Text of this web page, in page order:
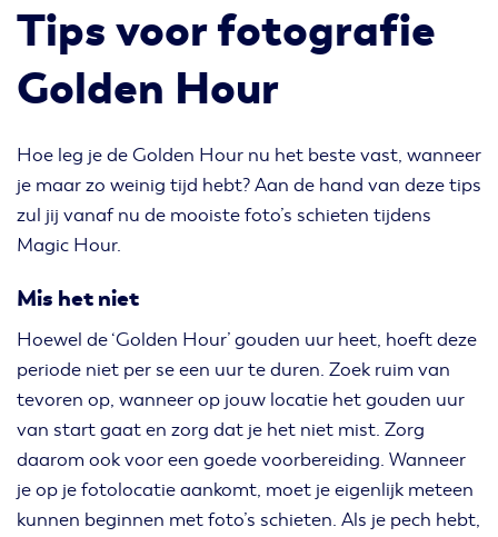
Tips voor fotografie
Golden Hour
Hoe leg je de Golden Hour nu het beste vast, wanneer
je maar zo weinig tijd hebt? Aan de hand van deze tips
zul jij vanaf nu de mooiste foto’s schieten tijdens
Magic Hour.
Mis het niet
Hoewel de ‘Golden Hour’ gouden uur heet, hoeft deze
periode niet per se een uur te duren. Zoek ruim van
tevoren op, wanneer op jouw locatie het gouden uur
van start gaat en zorg dat je het niet mist. Zorg
daarom ook voor een goede voorbereiding. Wanneer
je op je fotolocatie aankomt, moet je eigenlijk meteen
kunnen beginnen met foto’s schieten. Als je pech hebt,